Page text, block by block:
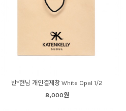
반*현님 개인결제창 White Opal 1/2
8,000원